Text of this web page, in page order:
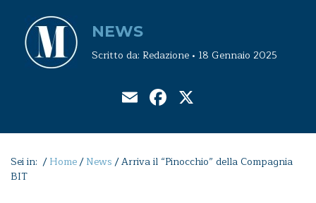
NEWS
Scritto da: Redazione • 18 Gennaio 2025
EmailFacebook
Sei in: /Home/News /Arriva il “Pinocchio” della Compagnia
BIT